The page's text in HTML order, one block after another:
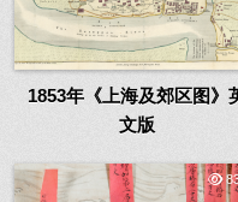
1853年《上海及郊区图》
文版